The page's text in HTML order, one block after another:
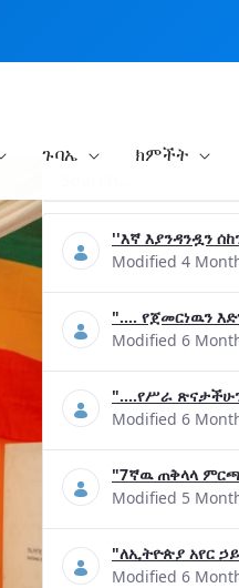
ጉባኤ ክምችት
''እኛ እያንዳንዷን
Modified 4
".... የጀመርነዉን
Modified 6
"....የሥራ
Modified 6
"7ኛዉ ጠቅላላ ምርጫ
Modified 5
"ለኢትዮጵያ አየር
Modified 6